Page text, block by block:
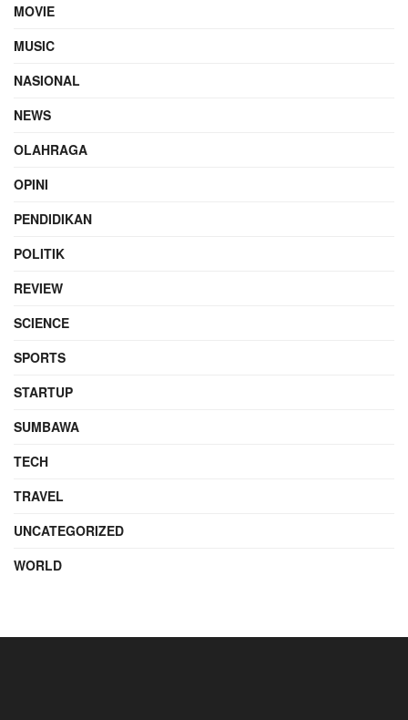
MOVIE
MUSIC
NASIONAL
NEWS
OLAHRAGA
OPINI
PENDIDIKAN
POLITIK
REVIEW
SCIENCE
SPORTS
STARTUP
SUMBAWA
TECH
TRAVEL
UNCATEGORIZED
WORLD